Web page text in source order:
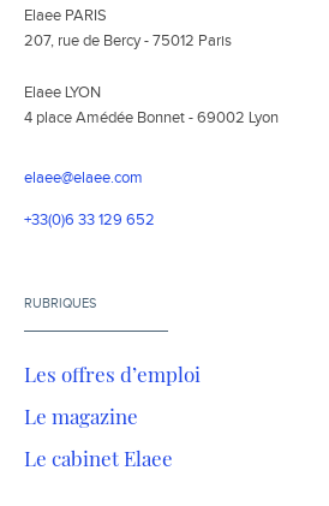
Elaee PARIS
207, rue de Bercy - 75012 Paris
Elaee LYON
4 place Amédée Bonnet - 69002 Lyon
elaee@elaee.com
+33(0)6 33 129 652
RUBRIQUES
Les offres d’emploi
Le magazine
Le cabinet Elaee